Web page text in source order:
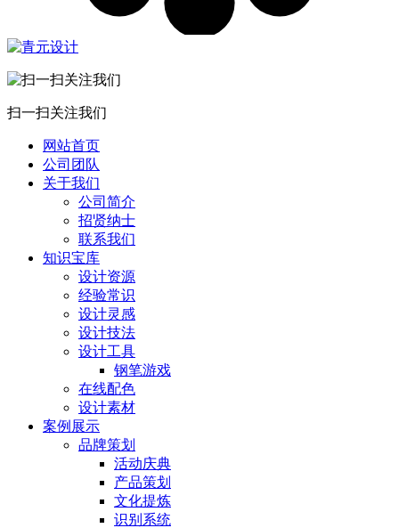
扫一扫关注我们
网站首页
公司团队
关于我们
公司简介
招贤纳士
联系我们
知识宝库
设计资源
经验常识
设计灵感
设计技法
设计工具
钢笔游戏
在线配色
设计素材
案例展示
品牌策划
活动庆典
产品策划
文化提炼
识别系统